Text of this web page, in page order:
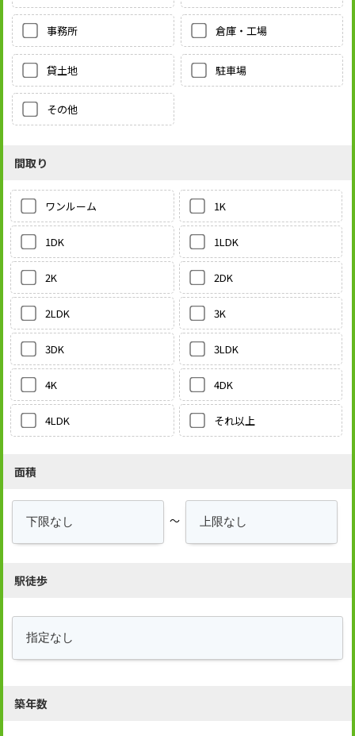
事務所 倉庫・工場
貸土地 駐車場
その他
間取り
ワンルーム 1K
1DK 1LDK
2K 2DK
2LDK 3K
3DK 3LDK
4K 4DK
4LDK それ以上
面積
～
駅徒歩
築年数